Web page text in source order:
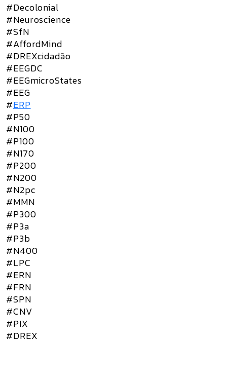
#Decolonial
#Neuroscience
#SfN
#AffordMind
#DREXcidadão
#EEGDC
#EEGmicroStates
#EEG
#ERP
#P50
#N100
#P100
#N170
#P200
#N200
#N2pc
#MMN
#P300
#P3a
#P3b
#N400
#LPC
#ERN
#FRN
#SPN
#CNV
#PIX
#DREX